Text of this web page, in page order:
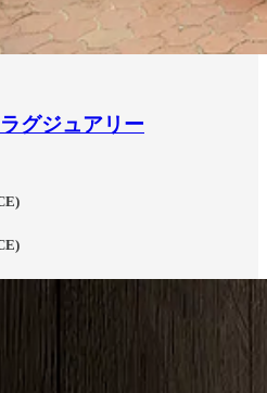
グジュアリー